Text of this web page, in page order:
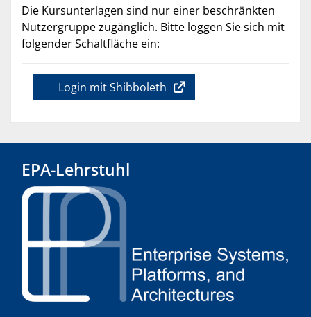
Die Kursunterlagen sind nur einer beschränkten
Nutzergruppe zugänglich. Bitte loggen Sie sich mit
folgender Schaltfläche ein:
Login mit Shibboleth
EPA-Lehrstuhl